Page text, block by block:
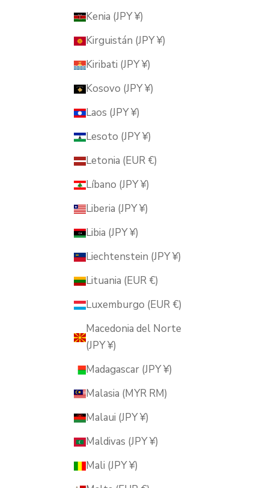
Kenia (JPY ¥)
Kirguistán (JPY ¥)
Kiribati (JPY ¥)
Kosovo (JPY ¥)
Laos (JPY ¥)
Lesoto (JPY ¥)
Letonia (EUR €)
Líbano (JPY ¥)
Liberia (JPY ¥)
Libia (JPY ¥)
Liechtenstein (JPY ¥)
Lituania (EUR €)
Luxemburgo (EUR €)
Macedonia del Norte
(JPY ¥)
Madagascar (JPY ¥)
Malasia (MYR RM)
Malaui (JPY ¥)
Maldivas (JPY ¥)
Mali (JPY ¥)